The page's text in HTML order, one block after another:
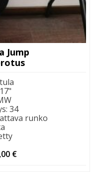
Jump
17"
: 34
runko
€